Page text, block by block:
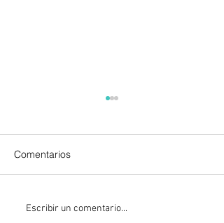
EU suspende actividades
Comentarios
Escribir un comentario...